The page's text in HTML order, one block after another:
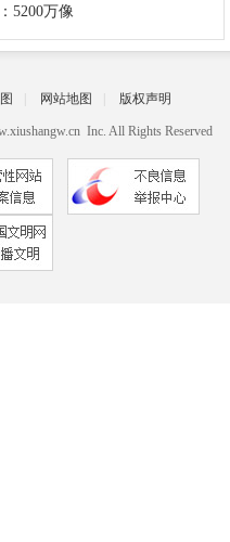
5200万像
网站地图 版权声明
Inc. All Rights Reserved